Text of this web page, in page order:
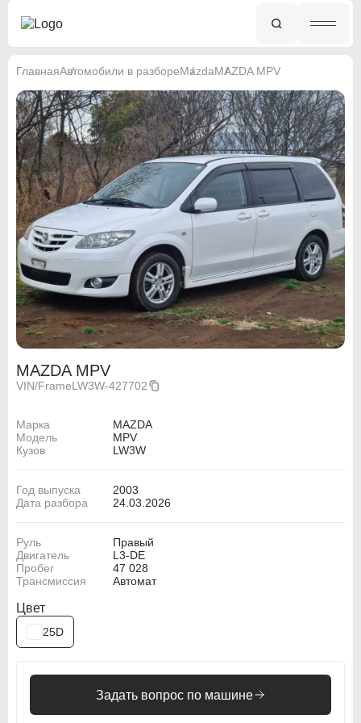
ГлавнаяАвтомобили в разбореMazdaMAZDA MPV
MAZDA MPV
VIN/FrameLW3W-427702
Марка
MAZDA
Модель
MPV
Кузов
LW3W
Год выпуска
2003
Дата разбора
24.03.2026
Руль
Правый
Двигатель
L3-DE
Пробег
47 028
Трансмиссия
Автомат
Цвет
25D
Задать вопрос по машине